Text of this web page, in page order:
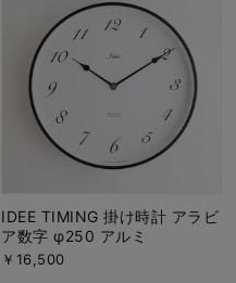
IDEE TIMING 掛け時計 アラビ
ア数字 φ250 アルミ
￥16,500